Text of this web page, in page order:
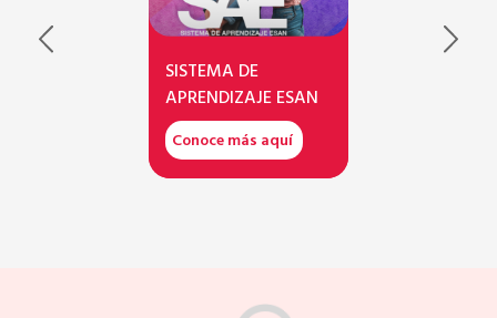
SISTEMA DE
APRENDIZAJE ESAN
Conoce más aquí